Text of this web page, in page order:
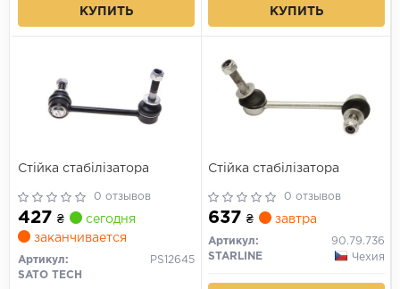
КУПИТЬ КУПИТЬ
Стійка стабілізатора
0 отзывов
427 ₴
сегодня
заканчивается
Артикул:
PS12645
SATO TECH
Стійка стабілізатора
0 отзывов
637 ₴ завтра
Артикул:
90.79.736
STARLINE
Чехия